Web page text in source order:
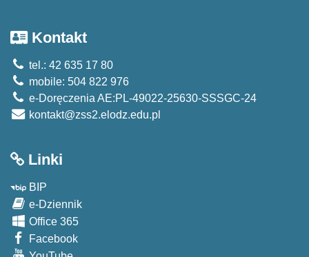
Kontakt
tel.: 42 635 17 80
mobile: 504 822 976
e-Doręczenia AE:PL-49022-25630-SSSGC-24
kontakt@zss2.elodz.edu.pl
Linki
BIP
e-Dziennik
Office 365
Facebook